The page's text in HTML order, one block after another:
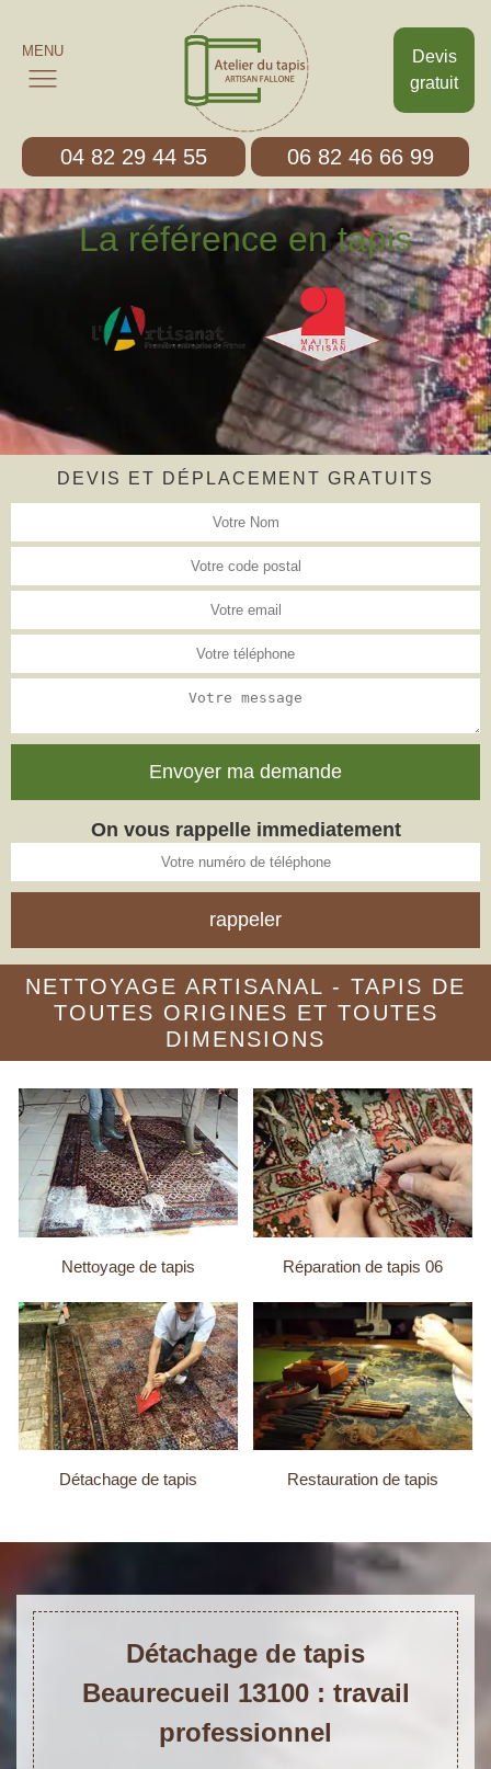
Devis
gratuit
MENU
04 82 29 44 55 06 82 46 66 99
La référence en tapis
DEVIS ET DÉPLACEMENT GRATUITS
On vous rappelle immediatement
NETTOYAGE ARTISANAL - TAPIS DE
TOUTES ORIGINES ET TOUTES
DIMENSIONS
Nettoyage de tapis Réparation de tapis 06
Détachage de tapis Restauration de tapis
Détachage de tapis
Beaurecueil 13100 : travail
professionnel